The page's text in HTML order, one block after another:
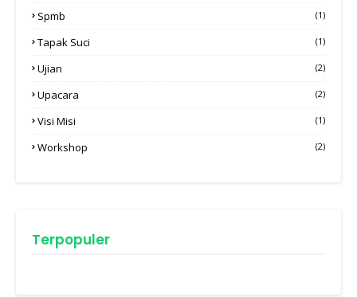
Spmb (1)
Tapak Suci (1)
Ujian (2)
Upacara (2)
Visi Misi (1)
Workshop (2)
Terpopuler